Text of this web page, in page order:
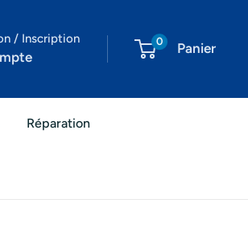
/ Inscription 0 Panier
Réparation